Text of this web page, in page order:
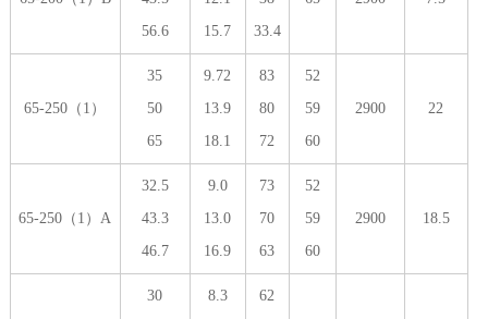
56.6
15.7
33.4
65-250（1）
35
50
65
9.72
13.9
18.1
83
80
72
52
59
60
2900 22
65-250（1）A
32.5
43.3
46.7
9.0
13.0
16.9
73
70
63
52
59
60
2900 18.5
30
8.3
62